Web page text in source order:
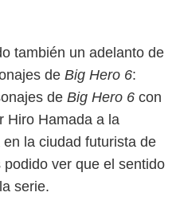
también un adelanto de
de Big Hero 6:
de Big Hero 6 con
Hiro Hamada a la
la ciudad futurista de
ver que el sentido
serie.